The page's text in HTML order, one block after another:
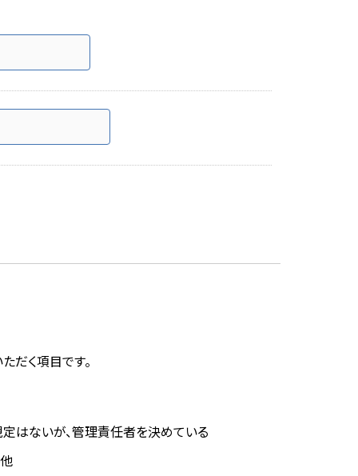
だく項目です。
はないが、管理責任者を決めている